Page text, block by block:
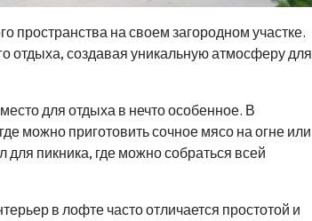
пространства на своем загородном участке.
отдыха, создавая уникальную атмосферу для
для отдыха в нечто особенное. В
можно приготовить сочное мясо на огне или
пикника, где можно собраться всей
в лофте часто отличается простотой и